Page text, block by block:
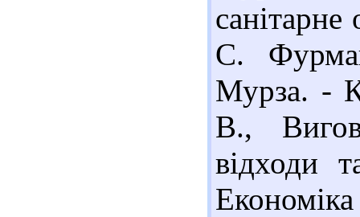
С.
Мурза. -
В.,
відходи